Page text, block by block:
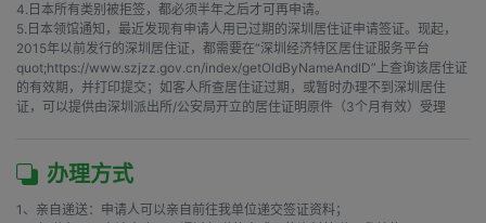
4.日本所有类别被拒签，都必须半年之后才可再申请。
5.日本领馆通知，最近发现有申请人用已过期的深圳居住证申请签证。现起，
2015年以前发行的深圳居住证，都需要在“深圳经济特区居住证服务平台
quot;https://www.szjzz.gov.cn/index/getOldByNameAndID”上查询该居住证
的有效期，并打印提交；如客人所查居住证过期，或暂时办理不到深圳居住
证，可以提供由深圳派出所/公安局开立的居住证明原件（3个月有效）受理
办理方式
1、亲自递送：申请人可以亲自前往我单位递交签证资料；